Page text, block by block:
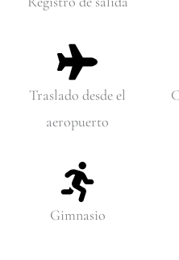
Traslado desde el
aeropuerto
Gimnasio